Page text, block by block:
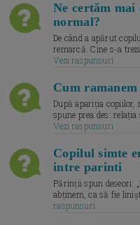
Ne certăm mai
normal?
De când a apărut
remarcă. Cine s-a
Vezi raspunsuri
Cum
După apariția copiilor,
spune prea des:
Vezi raspunsuri
Copilul simte
intre parinti
Părinții spun deseori:
abținem, ca să fie
raspunsuri